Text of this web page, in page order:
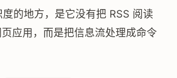
的地方，是它没有把 RSS 阅读
应用，而是把信息流处理成命令